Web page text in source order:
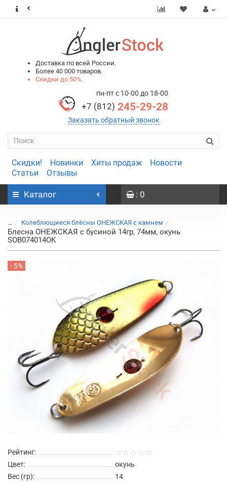
Доставка по всей России.
Более 40 000 товаров.
Скидки до 50%.
пн-пт с 10-00 до 18-00
+7 (812) 245-29-28
Заказать обратный звонок
Скидки! Новинки Хиты продаж
Новости
Статьи
Отзывы
Каталог : 0
... Колеблющиеся блёсны ОНЕЖСКАЯ с камнем
Блесна ОНЕЖСКАЯ с бусиной 14гр, 74мм, окунь
SOB074014OK
- 5%
Рейтинг:
Цвет:
окунь
Вес (гр):
14